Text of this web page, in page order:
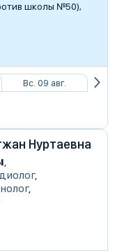
школы №50),
Вс. 09 авг.
Нуртаевна
,
,
,